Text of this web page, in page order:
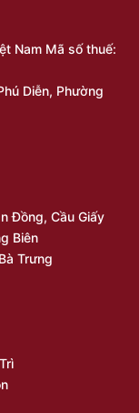
Nam Mã số thuế:
Diễn, Phường
Đồng, Cầu Giấy
Biên
Trưng